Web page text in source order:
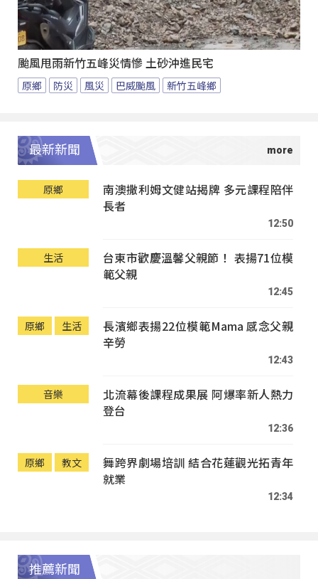
颱風甩雨新竹五峰災情慘 土砂沖進民宅
原鄉 防災 風災 巴威颱風 新竹五峰鄉
最新新聞
原鄉
南澳撒利姆文健站揭牌 多元課程陪伴
長者
12:50
生活
台東市歡慶溫馨父親節！ 表揚71位模
範父親
12:45
原鄉 生活
長濱鄉表揚22位模範Mama 感念父親
辛勞
12:43
音樂
北流幕後課程成果展 阿爆率新人熱力
登台
12:36
原鄉 教文
舞跨界劇場培訓 結合花蓮觀光拓青年
就業
12:34
推薦新聞